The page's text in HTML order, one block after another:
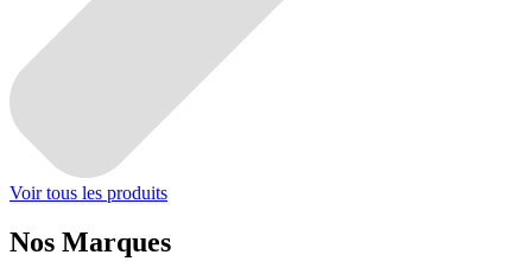
Voir tous les produits
Nos Marques